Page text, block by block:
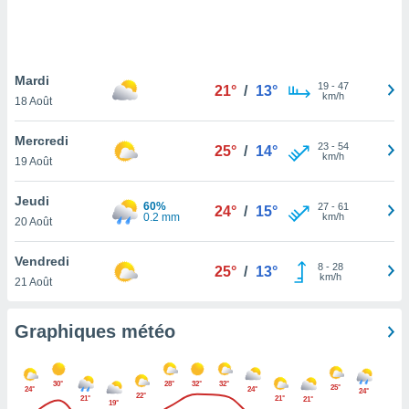
pas
de
à
cas,
que
sur le
ne
Mardi
18 Août
21° / 13° 19- 47
km/h
Mercredi
19 Août
25° / 14° 23- 54
km/h
Jeudi
20 Août
60%
0.2 mm
24° / 15° 27- 61
km/h
Vendredi
21 Août
25° / 13° 8- 28
km/h
Graphiques météo
24°
30°
21°
19°
22°
28° 32° 32°
24°
21°
21°
25° 24°